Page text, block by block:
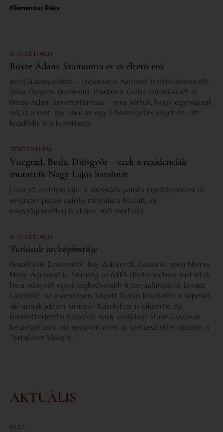
Klementisz Réka
A TE SZTORID
Bősze Ádám: Számomra ez az éltető erő
Interjúalanyainkat – Lobenwein Norbert fesztiválszervezőt,
Sena Dagadu énekesnő, Pindroch Csaba színművészt és
Bősze Ádám zenetörténészt – arra kértük, hogy egymásnak
adják a szót, így ahol az egyik beszélgetés véget ér, ott
kezdődik is a következő.
TÖRTÉNELEM
Visegrád, Buda, Diósgyőr – ezek a rezidenciák
mutatták Nagy Lajos hatalmát
Lajos fő rezidenciája, a visegrádi palota egyértelműen az
avignoni pápai palota mintájára készült, és
nagyságrendileg is ahhoz volt mérhető.
A TE SZTORID
Tudósok arcképfestője
Beszéltünk Einsteinről, Bay Zoltánról, Gaussról, még Nemes
Nagy Ágnesről is. Nemrég az MTA dísztermében mutatták
be a könyvét egyik legkedvesebb interjúalanyáról, Lovász
Lászlóról. Az eseményen Szigeti Tamás készítette a képeket,
aki annak idején Simonyi Károlyhoz is elkísérte. Az
ismeretterjesztő újságírás nagy alakjával, Staar Gyulával
beszélgettem, aki negyven éven át szerkesztette, vezette a
Természet Világát.
AKTUÁLIS
KULT